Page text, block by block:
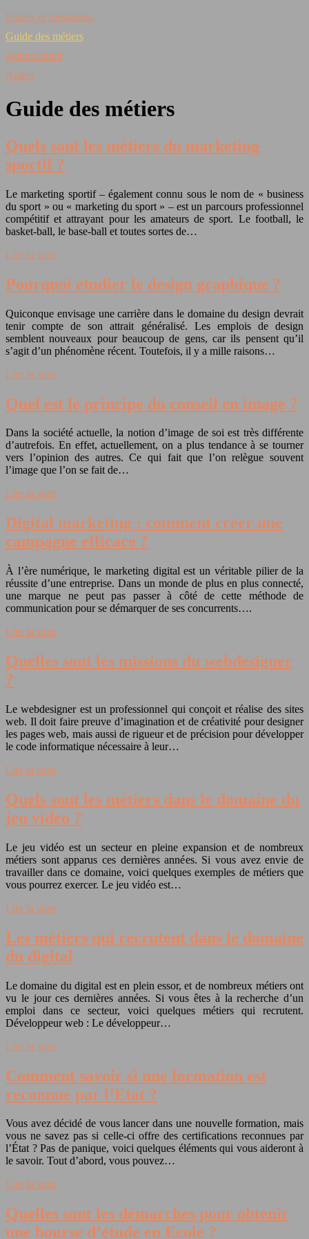
Etudes et formations
Guide des métiers
Administratif
Autres
Guide des métiers
Quels sont les métiers du marketing
sportif ?
Le marketing sportif – également connu sous le nom de « business
du sport » ou « marketing du sport » – est un parcours professionnel
compétitif et attrayant pour les amateurs de sport. Le football, le
basket-ball, le base-ball et toutes sortes de…
Lire la suite
Pourquoi étudier le design graphique ?
Quiconque envisage une carrière dans le domaine du design devrait
tenir compte de son attrait généralisé. Les emplois de design
semblent nouveaux pour beaucoup de gens, car ils pensent qu’il
s’agit d’un phénomène récent. Toutefois, il y a mille raisons…
Lire la suite
Quel est le principe du conseil en image ?
Dans la société actuelle, la notion d’image de soi est très différente
d’autrefois. En effet, actuellement, on a plus tendance à se tourner
vers l’opinion des autres. Ce qui fait que l’on relègue souvent
l’image que l’on se fait de…
Lire la suite
Digital marketing : comment créer une
campagne efficace ?
À l’ère numérique, le marketing digital est un véritable pilier de la
réussite d’une entreprise. Dans un monde de plus en plus connecté,
une marque ne peut pas passer à côté de cette méthode de
communication pour se démarquer de ses concurrents….
Lire la suite
Quelles sont les missions du webdesigner
?
Le webdesigner est un professionnel qui conçoit et réalise des sites
web. Il doit faire preuve d’imagination et de créativité pour designer
les pages web, mais aussi de rigueur et de précision pour développer
le code informatique nécessaire à leur…
Lire la suite
Quels sont les métiers dans le domaine du
jeu vidéo ?
Le jeu vidéo est un secteur en pleine expansion et de nombreux
métiers sont apparus ces dernières années. Si vous avez envie de
travailler dans ce domaine, voici quelques exemples de métiers que
vous pourrez exercer. Le jeu vidéo est…
Lire la suite
Les métiers qui recrutent dans le domaine
du digital
Le domaine du digital est en plein essor, et de nombreux métiers ont
vu le jour ces dernières années. Si vous êtes à la recherche d’un
emploi dans ce secteur, voici quelques métiers qui recrutent.
Développeur web : Le développeur…
Lire la suite
Comment savoir si une formation est
reconnue par l’Etat ?
Vous avez décidé de vous lancer dans une nouvelle formation, mais
vous ne savez pas si celle-ci offre des certifications reconnues par
l’État ? Pas de panique, voici quelques éléments qui vous aideront à
le savoir. Tout d’abord, vous pouvez…
Lire la suite
Quelles sont les démarches pour obtenir
une bourse d’étude en Ecole ?